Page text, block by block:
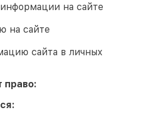
на сайте
на сайте
сайта в личных
право: